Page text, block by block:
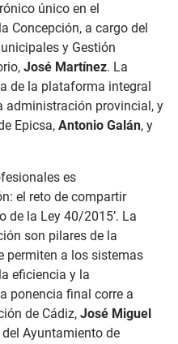
único en el
Concepción, a cargo del
y Gestión
José Martínez. La
de la plataforma integral
administración provincial, y
Epicsa, Antonio Galán, y
es
el reto de compartir
de la Ley 40/2015’. La
son pilares de la
permiten a los sistemas
eficiencia y la
ponencia final corre a
de Cádiz, José Miguel
Ayuntamiento de